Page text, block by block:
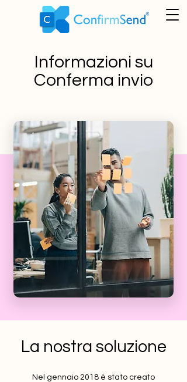
Informazioni su
Conferma invio
La nostra soluzione
Nel gennaio 2018 è stato creato